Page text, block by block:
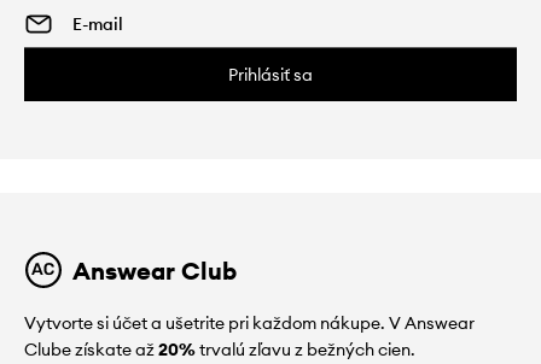
Prihlásiť sa
Answear Club
Vytvorte si účet a ušetrite pri každom nákupe. V Answear
Clube získate až20%trvalú zľavu z bežných cien.